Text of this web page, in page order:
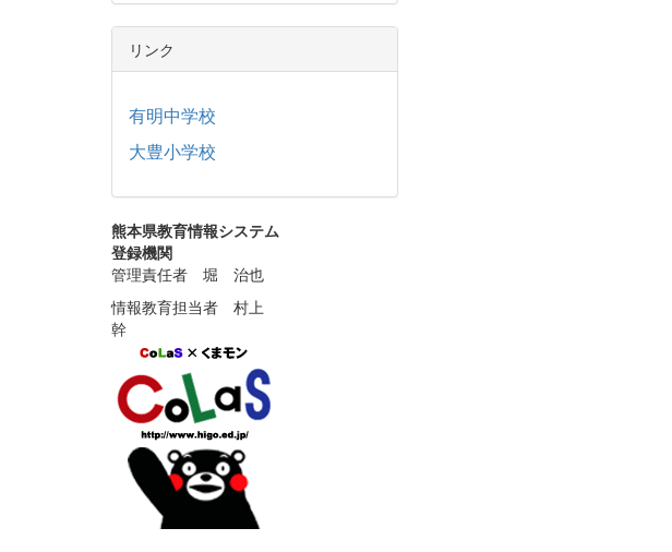
リンク
有明中学校
大豊小学校
熊本県教育情報システム
登録機関
管理責任者 堀 治也
情報教育担当者 村上
幹